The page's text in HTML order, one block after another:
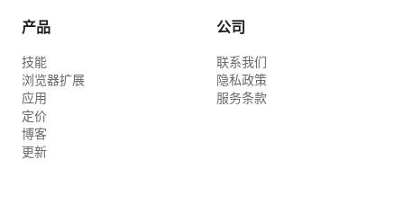
产品
技能
浏览器扩展
应用
定价
博客
更新
公司
联系我们
隐私政策
服务条款